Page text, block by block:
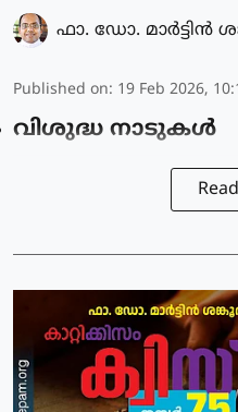
ഫാ. ഡോ. മാര്‍ട്ടിന്‍
Published on: 19 Feb 2026,
വിശുദ്ധ നാടുകൾ